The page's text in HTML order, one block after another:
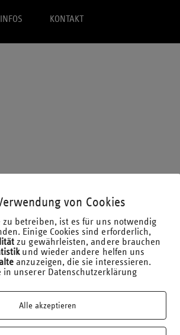
KONTAKT
Krise.
von Cookies
zu betreiben, ist es für uns notwendig
Einige Cookies sind erforderlich,
zu gewährleisten, andere brauchen
und wieder andere helfen uns
anzuzeigen, die sie interessieren.
in unserer Datenschutzerklärung
Alle akzeptieren